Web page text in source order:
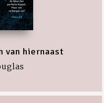
van hiernaast